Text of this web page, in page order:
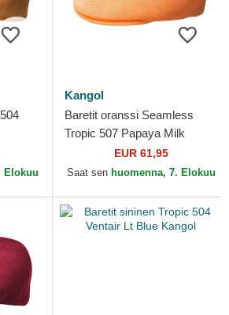
Elokuu
Kangol
Baretit oranssi Seamless
Tropic 507 Papaya Milk
EUR 61,95
Saat sen huomenna, 7. Elokuu